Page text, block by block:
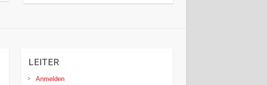
LEITER
Anmelden